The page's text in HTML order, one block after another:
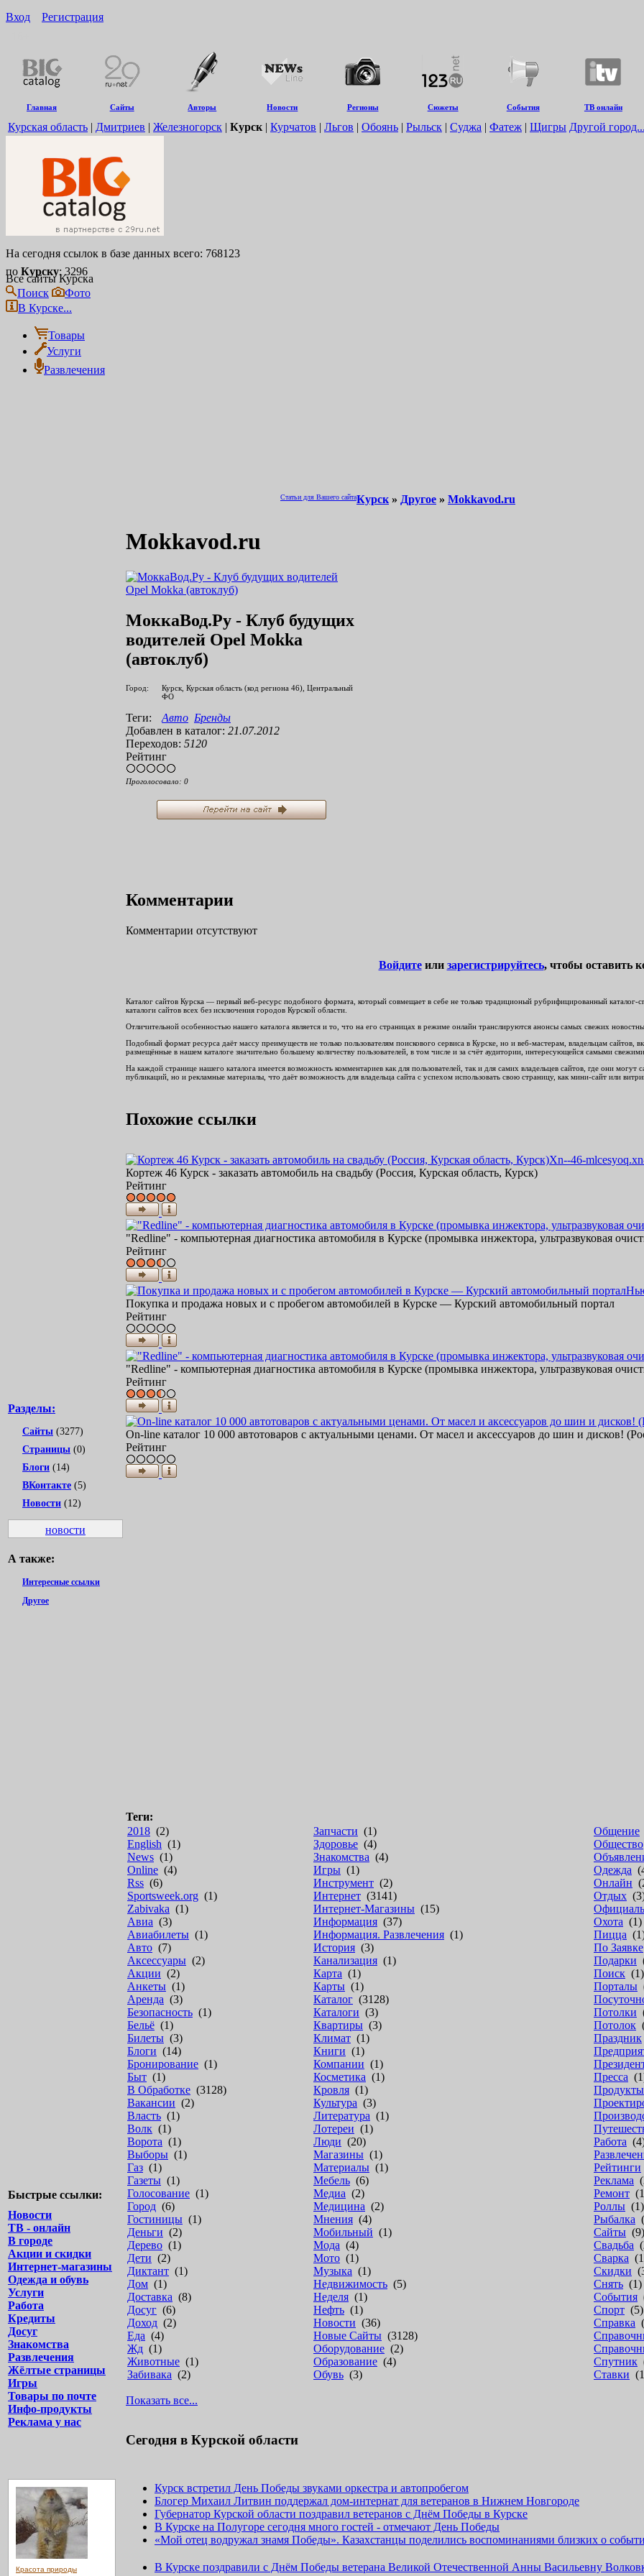
Вход
Регистрация
Главная Сайты Авторы Новости Регионы Сюжеты События ТВ онлайн
Курская область | Дмитриев | Железногорск | Курск | Курчатов | Льгов | Обоянь | Рыльск | Суджа | Фатеж | Щигры Другой город...
На сегодня ссылок в базе данных всего: 768123
по Курску: 3296
Все сайты Курска
Поиск
Фото
В Курске...
Товары
Услуги
Развлечения
Разделы:
Сайты (3277)
Страницы (0)
Блоги (14)
ВКонтакте (5)
Новости (12)
новости
А также:
Интересные ссылки
Другое
Быстрые ссылки:
Новости
ТВ - онлайн
В городе
Акции и скидки
Интернет-магазины
Одежда и обувь
Услуги
Работа
Кредиты
Досуг
Знакомства
Развлечения
Жёлтые страницы
Игры
Товары по почте
Инфо-продукты
Реклама у нас
Красота природы
Статьи для Вашего сайтаКурск » Другое » Mokkavod.ru
Mokkavod.ru
МоккаВод.Ру - Клуб будущих
водителей Opel Mokka
(автоклуб)
Город:
Курск, Курская область (код региона 46), Центральный
ФО
Теги: Авто Бренды
Добавлен в каталог: 21.07.2012
Переходов: 5120
Рейтинг
Проголосовало: 0
Комментарии
Комментарии отсутствуют
Войдитеили зарегистрируйтесь, чтобы оставить
Каталог сайтов Курска — первый веб-ресурс подобного формата, который совмещает в себе не только традиционый рубрифицированный каталог-
каталоги сайтов всех без исключения городов Курской области.
Отличительной особенностью нашего каталога является и то, что на его страницах в режиме онлайн транслируются анонсы самых свежих
Подобный формат ресурса даёт массу преимуществ не только пользователям поискового сервиса в Курске, но и веб-мастерам, владельцам сайтов,
размещённые в нашем каталоге значительно большему количеству пользователей, в том числе и за счёт аудитории, интересующейся самыми
На каждой странице нашего каталога имеется возможность комментариев как для пользователей, так и для самих владельцев сайтов, где они
публикаций, но и рекламные материалы, что даёт возможность для владельца сайта с успехом использовать свою страницу, как мини-сайт или
Похожие ссылки
Xn--46-
Кортеж 46 Курск - заказать автомобиль на свадьбу (Россия, Курская область, Курск)
Рейтинг
"Redline" - компьютерная диагностика автомобиля в Курске (промывка инжектора, ультразвуковая
Рейтинг
Покупка и продажа новых и с пробегом автомобилей в Курске — Курский автомобильный портал
Рейтинг
"Redline" - компьютерная диагностика автомобиля в Курске (промывка инжектора, ультразвуковая
Рейтинг
On-line каталог 10 000 автотоваров с актуальными ценами. От масел и аксессуаров до шин и дисков!
Рейтинг
Теги:
2018 (2)
English (1)
News (1)
Online (4)
Rss (6)
Sportsweek.org (1)
Zabivaka (1)
Авиа (3)
Авиабилеты (1)
Авто (7)
Аксессуары (2)
Акции (2)
Анкеты (1)
Аренда (3)
Безопасность (1)
Бельё (1)
Билеты (3)
Блоги (14)
Бронирование (1)
Быт (1)
В Обработке (3128)
Вакансии (2)
Власть (1)
Волк (1)
Ворота (1)
Выборы (1)
Газ (1)
Газеты (1)
Голосование (1)
Город (6)
Гостиницы (1)
Деньги (2)
Дерево (1)
Дети (2)
Диктант (1)
Дом (1)
Доставка (8)
Досуг (6)
Доход (2)
Еда (4)
Жд (1)
Животные (1)
Забивака (2)
Запчасти (1)
Здоровье (4)
Знакомства (4)
Игры (1)
Инструмент (2)
Интернет (3141)
Интернет-Магазины (15)
Информация (37)
Информация. Развлечения (1)
История (3)
Канализация (1)
Карта (1)
Карты (1)
Каталог (3128)
Каталоги (3)
Квартиры (3)
Климат (1)
Книги (1)
Компании (1)
Косметика (1)
Кровля (1)
Культура (3)
Литература (1)
Лотереи (1)
Люди (20)
Магазины (1)
Материалы (1)
Мебель (6)
Медиа (2)
Медицина (2)
Мнения (4)
Мобильный (1)
Мода (4)
Мото (1)
Музыка (1)
Недвижимость (5)
Неделя (1)
Нефть (1)
Новости (36)
Новые Сайты (3128)
Оборудование (2)
Образование (4)
Обувь (3)
Общение
Общество
Одежда
Онлайн
Отдых
Охота (1)
Пицца
По Заявке
Подарки
Поиск (1)
Порталы
Потолки
Потолок
Праздник
Пресса
Продукты
Работа
Рейтинги
Реклама
Ремонт
Роллы (1)
Рыбалка
Сайты (9)
Свадьба
Сварка
Скидки
Снять (1)
События
Спорт (5)
Справка
Спутник
Ставки
Показать все...
Сегодня в Курской области
Курск встретил День Победы звуками оркестра и автопробегом
Блогер Михаил Литвин поддержал дом-интернат для ветеранов в Нижнем Новгороде
Губернатор Курской области поздравил ветеранов с Днём Победы в Курске
В Курске на Полугоре сегодня много гостей - отмечают День Победы
«Мой отец водружал знамя Победы». Казахстанцы поделились воспоминаниями близких о
В Курске поздравили с Днём Победы ветерана Великой Отечественной Анны Васильевну